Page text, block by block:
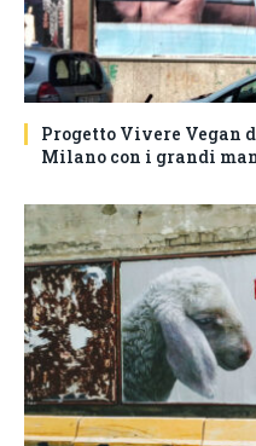
Progetto Vivere Vegan
Milano con i grandi